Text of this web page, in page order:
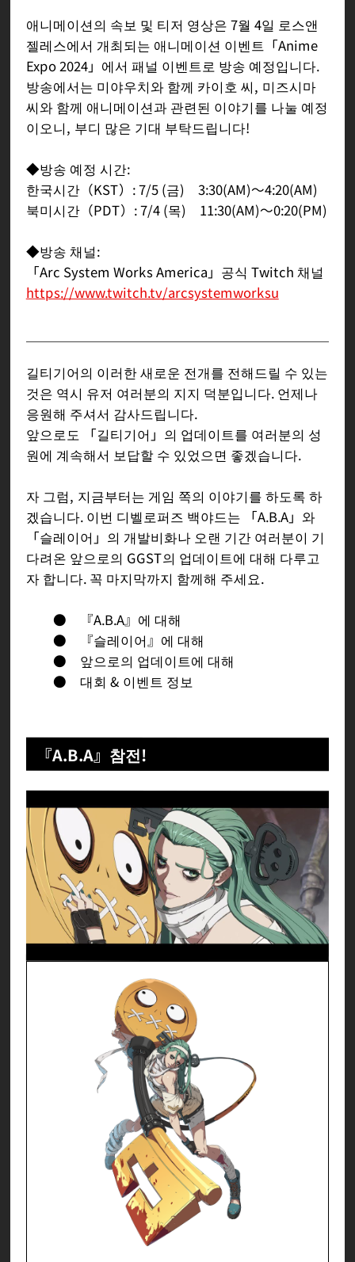
애니메이션의 속보 및 티저 영상은 7월 4일 로스앤
젤레스에서 개최되는 애니메이션 이벤트「Anime
Expo 2024」에서 패널 이벤트로 방송 예정입니다.
방송에서는 미야우치와 함께 카이호 씨, 미즈시마
씨와 함께 애니메이션과 관련된 이야기를 나눌 예정
이오니, 부디 많은 기대 부탁드립니다!
◆방송 예정 시간:
한국시간（KST）: 7/5 (금) 3:30(AM)～4:20(AM)
북미시간（PDT）: 7/4 (목) 11:30(AM)～0:20(PM)
◆방송 채널:
「Arc System Works America」공식 Twitch 채널
https://www.twitch.tv/arcsystemworksu
길티기어의 이러한 새로운 전개를 전해드릴 수 있는
것은 역시 유저 여러분의 지지 덕분입니다. 언제나
응원해 주셔서 감사드립니다.
앞으로도 「길티기어」의 업데이트를 여러분의 성
원에 계속해서 보답할 수 있었으면 좋겠습니다.
자 그럼, 지금부터는 게임 쪽의 이야기를 하도록 하
겠습니다. 이번 디벨로퍼즈 백야드는 「A.B.A」와
「슬레이어」의 개발비화나 오랜 기간 여러분이 기
다려온 앞으로의 GGST의 업데이트에 대해 다루고
자 합니다. 꼭 마지막까지 함께해 주세요.
● 『A.B.A』에 대해
● 『슬레이어』에 대해
● 앞으로의 업데이트에 대해
● 대회 & 이벤트 정보
『A.B.A』참전!